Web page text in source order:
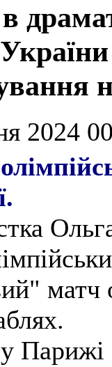
2024
матч
Парижі